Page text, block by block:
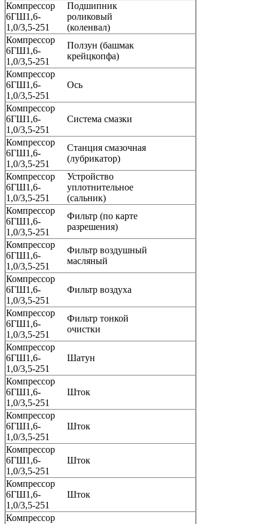
Компрессор
6ГШ1,6-
1,0/3,5-251
Подшипник
роликовый
(коленвал)
Компрессор
6ГШ1,6-
1,0/3,5-251
Ползун (башмак
крейцкопфа)
Компрессор
6ГШ1,6-
1,0/3,5-251
Ось
Компрессор
6ГШ1,6-
1,0/3,5-251
Система смазки
Компрессор
6ГШ1,6-
1,0/3,5-251
Станция смазочная
(лубрикатор)
Компрессор
6ГШ1,6-
1,0/3,5-251
Устройство
уплотнительное
(сальник)
Компрессор
6ГШ1,6-
1,0/3,5-251
Фильтр (по карте
разрешения)
Компрессор
6ГШ1,6-
1,0/3,5-251
Фильтр воздушный
масляный
Компрессор
6ГШ1,6-
1,0/3,5-251
Фильтр воздуха
Компрессор
6ГШ1,6-
1,0/3,5-251
Фильтр тонкой
очистки
Компрессор
6ГШ1,6-
1,0/3,5-251
Шатун
Компрессор
6ГШ1,6-
1,0/3,5-251
Шток
Компрессор
6ГШ1,6-
1,0/3,5-251
Шток
Компрессор
6ГШ1,6-
1,0/3,5-251
Шток
Компрессор
6ГШ1,6-
1,0/3,5-251
Шток
Компрессор